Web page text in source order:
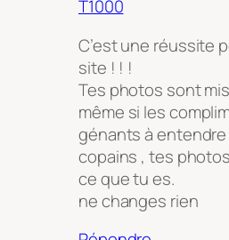
T1000
C’est une réussite
site ! ! !
Tes photos sont
même si les
génants à
copains , tes
ce que tu es.
ne changes rien